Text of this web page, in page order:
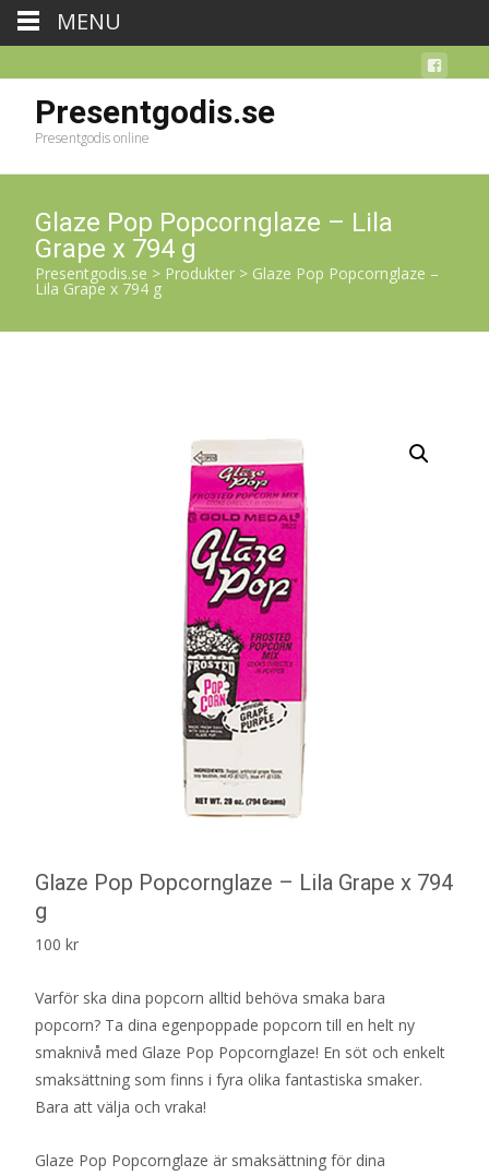
Presentgodis.se
Presentgodis online
Glaze Pop Popcornglaze – Lila
Grape x 794 g
Presentgodis.se > Produkter > Glaze Pop Popcornglaze –
Lila Grape x 794 g
Glaze Pop Popcornglaze – Lila Grape x 794
g
100 kr
Varför ska dina popcorn alltid behöva smaka bara
popcorn? Ta dina egenpoppade popcorn till en helt ny
smaknivå med Glaze Pop Popcornglaze! En söt och enkelt
smaksättning som finns i fyra olika fantastiska smaker.
Bara att välja och vraka!
Glaze Pop Popcornglaze är smaksättning för dina
MENU